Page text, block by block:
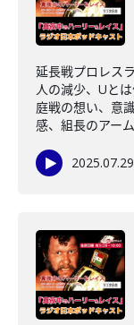
延長戦プロレス
人の減少、Uと
庭戦の想い、意
感、組長のアー
2025.07.29